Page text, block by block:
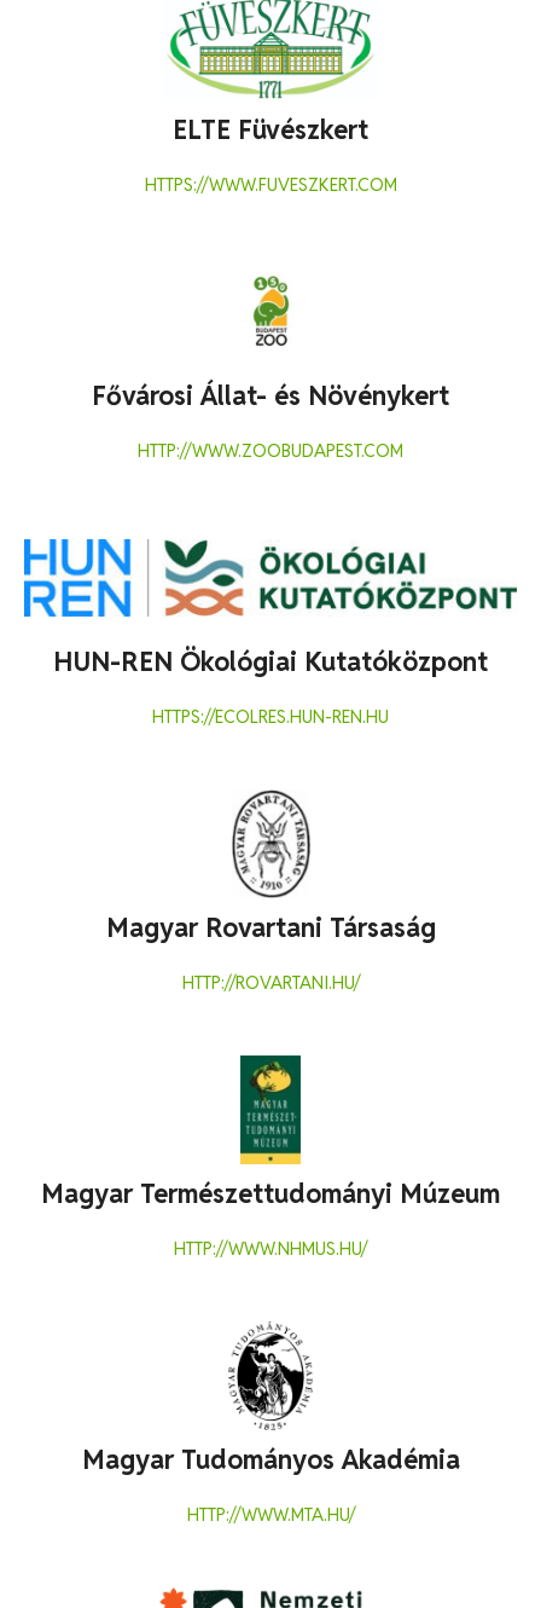
ELTE Füvészkert
HTTPS://WWW.FUVESZKERT.COM
Fővárosi Állat- és Növénykert
HTTP://WWW.ZOOBUDAPEST.COM
HUN-REN Ökológiai Kutatóközpont
HTTPS://ECOLRES.HUN-REN.HU
Magyar Rovartani Társaság
HTTP://ROVARTANI.HU/
Magyar Természettudományi Múzeum
HTTP://WWW.NHMUS.HU/
Magyar Tudományos Akadémia
HTTP://WWW.MTA.HU/